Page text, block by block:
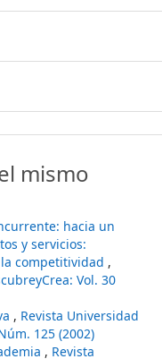
mismo
hacia un
y servicios:
competitividad ,
Vol. 30
, Revista Universidad
125 (2002)
, Revista